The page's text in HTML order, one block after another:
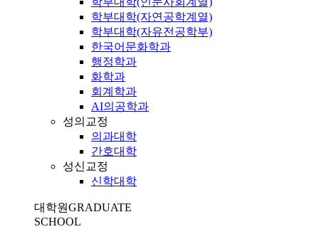
학부대학(자연공학계열)
학부대학(자유전공학부)
한국어문화학과
행정학과
화학과
회계학과
AI의공학과
성의교정
의과대학
간호대학
성신교정
신학대학
대학원GRADUATE
SCHOOL